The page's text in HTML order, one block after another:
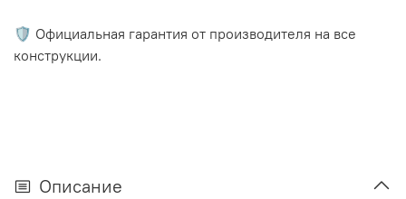
🛡️ Официальная гарантия от производителя на все
конструкции.
Описание